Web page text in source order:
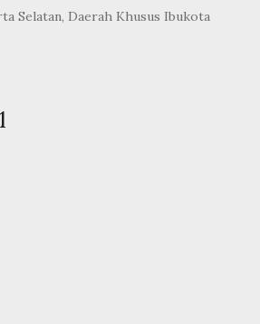
Selatan, Daerah Khusus Ibukota